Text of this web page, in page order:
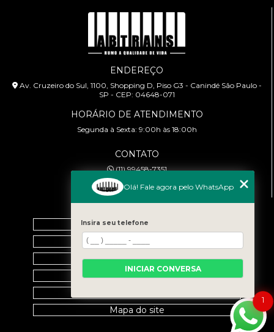
ENDEREÇO
Av. Cruzeiro do Sul, 1100, Shopping D, Piso G3 - Canindé São Paulo -
SP - CEP: 04648-071
HORÁRIO DE ATENDIMENTO
Segunda à Sexta: 9:00h às 18:00h
CONTATO
(11) 99458-7351
cursoabtrans@gmail.com
Home
Empresa
Galeria
Contato
Mapa do site
1
Olá! Fale agora pelo WhatsApp
Insira seu telefone
INICIAR CONVERSA